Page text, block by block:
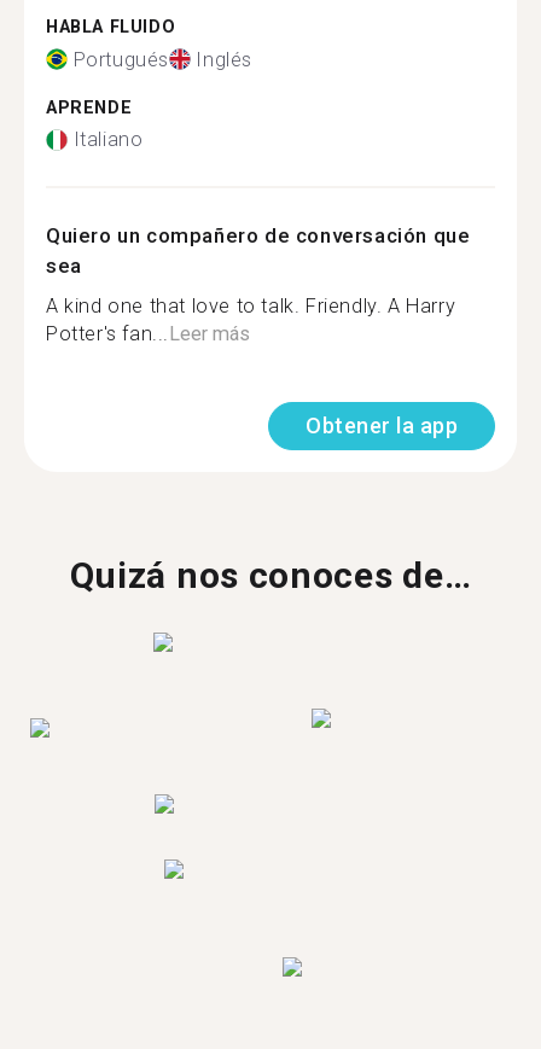
HABLA FLUIDO
Portugués Inglés
APRENDE
Italiano
Quiero un compañero de conversación que
sea
A kind one that love to talk. Friendly. A Harry
Potter's fan...Leer más
Obtener la app
Quizá nos conoces de…